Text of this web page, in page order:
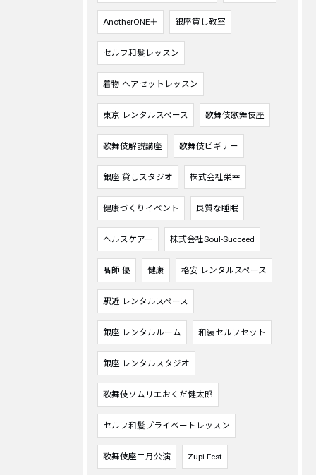
AnotherONE＋ 銀座貸し教室
セルフ和髪レッスン
着物 ヘアセットレッスン
東京 レンタルスペース 歌舞伎歌舞伎座
歌舞伎解説講座 歌舞伎ビギナー
銀座 貸しスタジオ 株式会社栄幸
健康づくりイベント 良質な睡眠
ヘルスケアー 株式会社Soul-Succeed
髙師 優 健康 格安 レンタルスペース
駅近 レンタルスペース
銀座 レンタルルーム 和装セルフセット
銀座 レンタルスタジオ
歌舞伎ソムリエおくだ健太郎
セルフ和髪プライベートレッスン
歌舞伎座二月公演 Zupi Fest